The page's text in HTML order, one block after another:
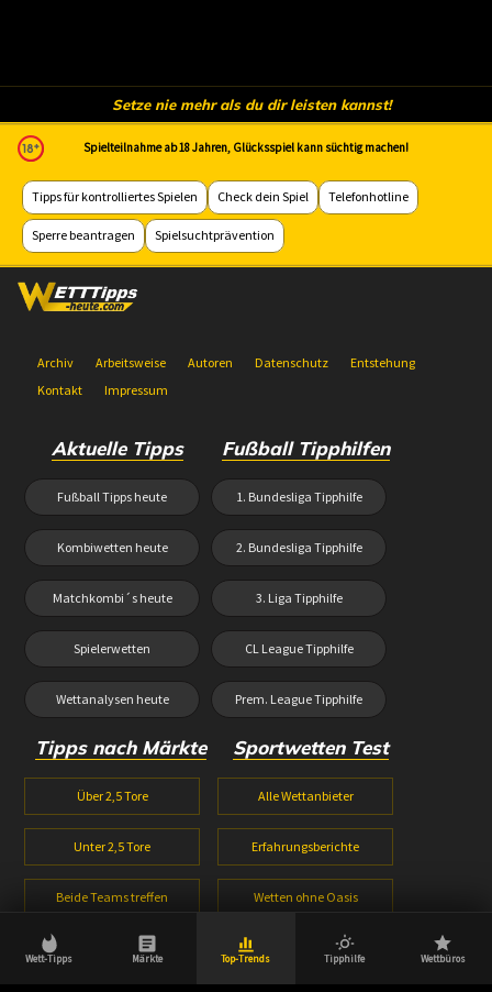
Wett-Tipps Märkte Top-Trends Tipphilfe Wettbüros
Setze nie mehr als du dir leisten kannst!
Spielteilnahme ab 18 Jahren, Glücksspiel kann süchtig machen!
Tipps für kontrolliertes Spielen Check dein Spiel Telefonhotline
Sperre beantragen Spielsuchtprävention
Archiv Arbeitsweise Autoren Datenschutz
Entstehung
Kontakt
Impressum
Aktuelle Tipps
Fußball Tipps heute
Kombiwetten heute
Matchkombi´s heute
Spielerwetten
Wettanalysen heute
Fußball Tipphilfen
1. Bundesliga Tipphilfe
2. Bundesliga Tipphilfe
3. Liga Tipphilfe
CL League Tipphilfe
Prem. League Tipphilfe
Tipps nach Märkte
Über 2,5 Tore
Unter 2,5 Tore
Beide Teams treffen
1X2 Wetten
Sportwetten Test
Alle Wettanbieter
Erfahrungsberichte
Wetten ohne Oasis
Wetten ohne Lugas